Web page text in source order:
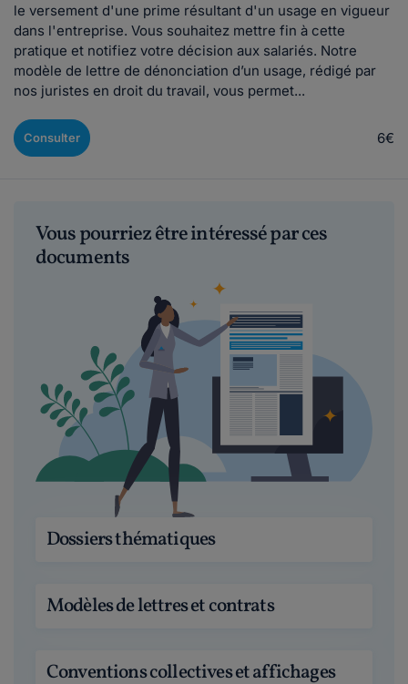
le versement d'une prime résultant d'un usage en vigueur
dans l'entreprise. Vous souhaitez mettre fin à cette
pratique et notifiez votre décision aux salariés. Notre
modèle de lettre de dénonciation d’un usage, rédigé par
nos juristes en droit du travail, vous permet...
Consulter 6€
Vous pourriez être intéressé par ces
documents
Dossiers thématiques
Modèles de lettres et contrats
Conventions collectives et affichages